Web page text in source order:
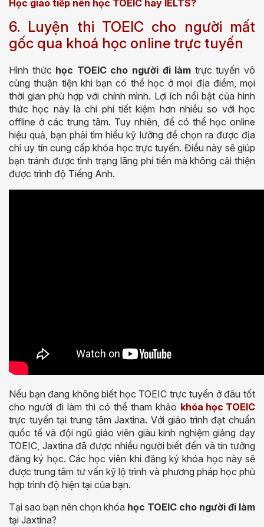
Học giao tiếp nên học TOEIC hay IELTS?
6. Luyện thi TOEIC cho người mất
gốc qua khoá học online trực tuyến
Hình thức học TOEIC cho người đi làm trực tuyến vô
cùng thuận tiện khi bạn có thể học ở mọi địa điểm, mọi
thời gian phù hợp với chính mình. Lợi ích nổi bật của hình
thức học này là chi phí tiết kiệm hơn nhiều so với học
offline ở các trung tâm. Tuy nhiên, để có thể học online
hiệu quả, bạn phải tìm hiểu kỹ lưỡng để chọn ra được địa
chỉ uy tín cung cấp khóa học trực tuyến. Điều này sẽ giúp
bạn tránh được tình trạng lãng phí tiền mà không cải thiện
được trình độ Tiếng Anh.
Nếu bạn đang không biết học TOEIC trực tuyến ở đâu tốt
cho người đi làm thì có thể tham khảo khóa học TOEIC
trực tuyến tại trung tâm Jaxtina. Với giáo trình đạt chuẩn
quốc tế và đội ngũ giáo viên giàu kinh nghiệm giảng dạy
TOEIC, Jaxtina đã được nhiều người biết đến và tin tưởng
đăng ký học. Các học viên khi đăng ký khóa học này sẽ
được trung tâm tư vấn kỹ lộ trình và phương pháp học phù
hợp trình độ hiện tại của bạn.
Tại sao bạn nên chọn khóa học TOEIC cho người đi làm
tại Jaxtina?